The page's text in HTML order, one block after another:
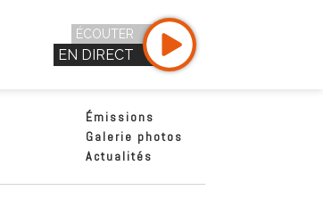
ÉCOUTER
EN DIRECT
Émissions
Galerie photos
Actualités